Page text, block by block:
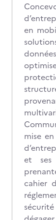
en
mise
et ses
cahier